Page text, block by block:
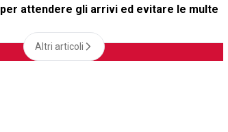
per attendere gli arrivi ed evitare le multe
Altri articoli